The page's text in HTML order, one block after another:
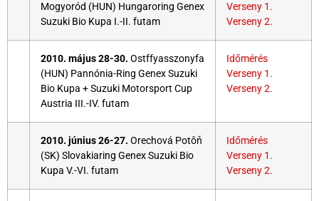
Mogyoród (HUN) Hungaroring Genex
Suzuki Bio Kupa I.-II. futam
Verseny 1.
Verseny 2.
2010. május 28-30. Ostffyasszonyfa
(HUN) Pannónia-Ring Genex Suzuki
Bio Kupa + Suzuki Motorsport Cup
Austria III.-IV. futam
Időmérés
Verseny 1.
Verseny 2.
2010. június 26-27. Orechová Potôň
(SK) Slovakiaring Genex Suzuki Bio
Kupa V.-VI. futam
Időmérés
Verseny 1.
Verseny 2.